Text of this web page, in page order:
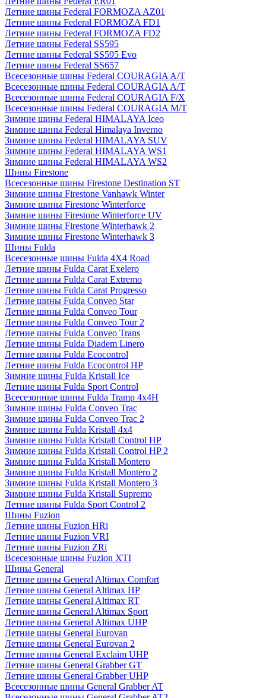
Летние шины Federal FORMOZA AZ01
Летние шины Federal FORMOZA FD1
Летние шины Federal FORMOZA FD2
Летние шины Federal SS595
Летние шины Federal SS595 Evo
Летние шины Federal SS657
Всесезонные шины Federal COURAGIA A/T
Всесезонные шины Federal COURAGIA A/T
Всесезонные шины Federal COURAGIA F/X
Всесезонные шины Federal COURAGIA M/T
Зимние шины Federal HIMALAYA Iceo
Зимние шины Federal Himalaya Inverno
Зимние шины Federal HIMALAYA SUV
Зимние шины Federal HIMALAYA WS1
Зимние шины Federal HIMALAYA WS2
Шины Firestone
Всесезонные шины Firestone Destination ST
Зимние шины Firestone Vanhawk Winter
Зимние шины Firestone Winterforce
Зимние шины Firestone Winterforce UV
Зимние шины Firestone Winterhawk 2
Зимние шины Firestone Winterhawk 3
Шины Fulda
Всесезонные шины Fulda 4X4 Road
Летние шины Fulda Carat Exelero
Летние шины Fulda Carat Extremo
Летние шины Fulda Carat Progresso
Летние шины Fulda Conveo Star
Летние шины Fulda Conveo Tour
Летние шины Fulda Conveo Tour 2
Летние шины Fulda Conveo Trans
Летние шины Fulda Diadem Linero
Летние шины Fulda Ecocontrol
Летние шины Fulda Ecocontrol HP
Зимние шины Fulda Kristall Ice
Летние шины Fulda Sport Control
Всесезонные шины Fulda Tramp 4x4H
Зимние шины Fulda Conveo Trac
Зимние шины Fulda Conveo Trac 2
Зимние шины Fulda Kristall 4x4
Зимние шины Fulda Kristall Control HP
Зимние шины Fulda Kristall Control HP 2
Зимние шины Fulda Kristall Montero
Зимние шины Fulda Kristall Montero 2
Зимние шины Fulda Kristall Montero 3
Зимние шины Fulda Kristall Supremo
Летние шины Fulda Sport Control 2
Шины Fuzion
Летние шины Fuzion HRi
Летние шины Fuzion VRI
Летние шины Fuzion ZRi
Всесезонные шины Fuzion XTI
Шины General
Летние шины General Altimax Comfort
Летние шины General Altimax HP
Летние шины General Altimax RT
Летние шины General Altimax Sport
Летние шины General Altimax UHP
Летние шины General Eurovan
Летние шины General Eurovan 2
Летние шины General Exclaim UHP
Летние шины General Grabber GT
Летние шины General Grabber UHP
Всесезонные шины General Grabber AT